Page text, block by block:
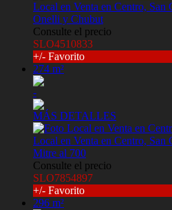
Local en Venta en Centro, San
Onelli y Chubut
Consulte el precio
SLO4510833
+/- Favorito
274 m²
-
MÁS DETALLES
Local en Venta en Centro, San
Mitre al 700
Consulte el precio
SLO7854897
+/- Favorito
296 m²